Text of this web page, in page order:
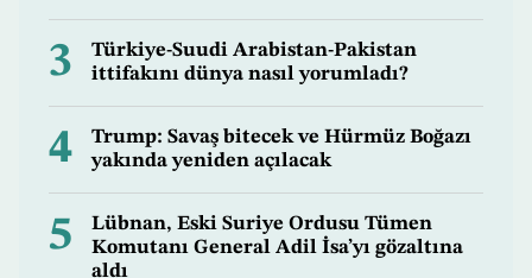
3
Türkiye-Suudi Arabistan-Pakistan
ittifakını dünya nasıl yorumladı?
4
Trump: Savaş bitecek ve Hürmüz Boğazı
yakında yeniden açılacak
5
Lübnan, Eski Suriye Ordusu Tümen
Komutanı General Adil İsa’yı gözaltına
aldı